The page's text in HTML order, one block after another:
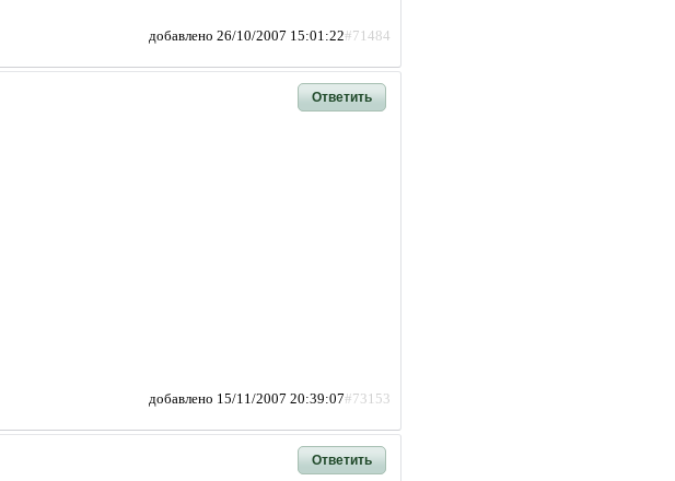
добавлено 26/10/2007 15:01:22#71484
Ответить
добавлено 15/11/2007 20:39:07#73153
Ответить